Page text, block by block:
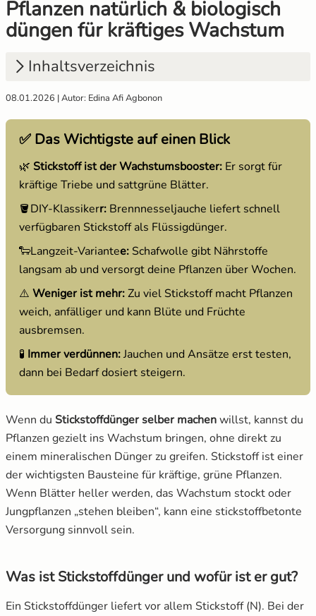
Pflanzen natürlich & biologisch
düngen für kräftiges Wachstum
Inhaltsverzeichnis
1. Was ist Stickstoffdünger und wofür ist er
gut?
2. Stickstoffdünger für den Rasen: Grüner
Teppich statt Klee
Stickstoffdünger?
4.
Dünger-Methoden im Vergleich: Wirkung &
Anwendung
5. Stickstoffdünger herstellen: die
verschiedenen Methoden
5.2 Schafwolle und Hornspäne als Langzeitdünger
5.3 Rasenschnittauszug als milde Lösung
Hühnermist richtig einordnen
6. Hierauf musst du achten
08.01.2026 | Autor: Edina Afi Agbonon
✅ Das Wichtigste auf einen Blick
🌿 Stickstoff ist der Wachstumsbooster:Er sorgt für
kräftige Triebe und sattgrüne Blätter.
🪣DIY-Klassikerr:Brennnesseljauche liefert schnell
verfügbaren Stickstoff als Flüssigdünger.
🐑Langzeit-Variantee:Schafwolle gibt Nährstoffe
langsam ab und versorgt deine Pflanzen über Wochen.
⚠️ Weniger ist mehr:Zu viel Stickstoff macht Pflanzen
weich, anfälliger und kann Blüte und Früchte
ausbremsen.
🧪 Immer verdünnen:Jauchen und Ansätze erst testen,
dann bei Bedarf dosiert steigern.
Wenn du Stickstoffdünger selber machenwillst, kannst du
Pflanzen gezielt ins Wachstum bringen, ohne direkt zu
einem mineralischen Dünger zu greifen. Stickstoff ist einer
der wichtigsten Bausteine für kräftige, grüne Pflanzen.
Wenn Blätter heller werden, das Wachstum stockt oder
Jungpflanzen „stehen bleiben“, kann eine stickstoffbetonte
Versorgung sinnvoll sein.
Was ist Stickstoffdünger und wofür ist er gut?
Ein Stickstoffdünger liefert vor allem Stickstoff (N). Bei der
Gemüsesamen Set
Gurken
Jalapeno
Knollenfenchel
Kohl
Kohlrabi
Küchenkräuter
Kürbis
Mangold
Möhren
Paprika
Pastinake
Porree/ Lauch
Gelbe Tomaten
Gewächshaustomaten
Grüne Tomaten
Italienische Tomaten
Ochsenherztomaten
Orangene Tomaten
Robuste Tomatensorten
Romatomaten
Russische Tomaten
Tomaten für Tomatenhaus
Tomatensamen Set
Anzuchtsets
Anzucht Zubehör
Naturkosmetik
Saatgut Adventskalender
Sale %
Wertgutscheine
Aussaat und Anzucht im Dezember
Aussaat und Anzucht im Juli
Aussaat und Anzucht im Juni
Aussaat und Anzucht im Mai